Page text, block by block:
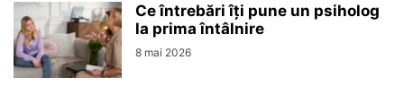
Ce întrebări îți pune un psiholog
la prima întâlnire
8 mai 2026